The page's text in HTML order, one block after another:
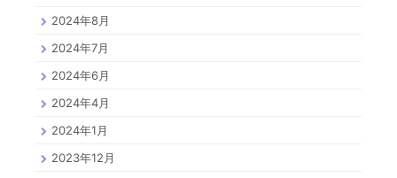
2024年8月
2024年7月
2024年6月
2024年4月
2024年1月
2023年12月